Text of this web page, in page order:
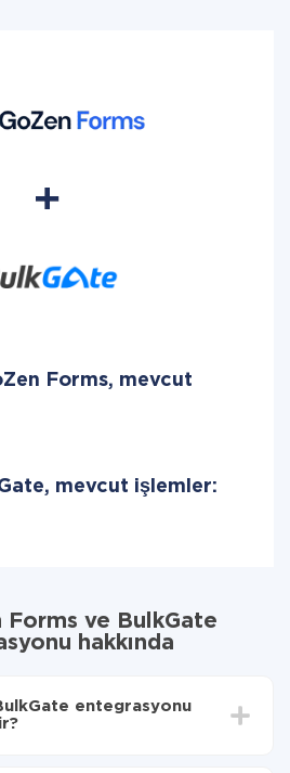
Forms, mevcut
mevcut işlemler:
Forms ve BulkGate
hakkında
entegrasyonu